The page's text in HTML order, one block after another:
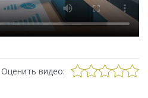
Оценить видео: